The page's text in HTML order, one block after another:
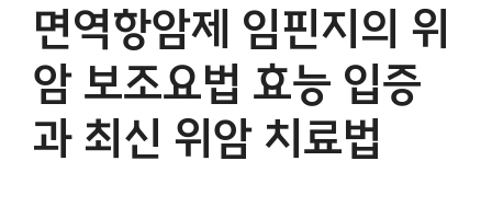
면역항암제 임핀지의 위
암 보조요법 효능 입증
과 최신 위암 치료법